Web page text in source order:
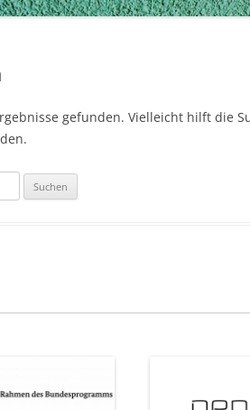
gefunden. Vielleicht hilft die